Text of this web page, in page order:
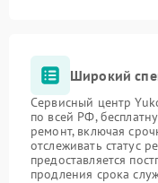
Широкий
Сервисный центр
по всей РФ,
ремонт, включая
отслеживать статус
предоставляется
продления срока